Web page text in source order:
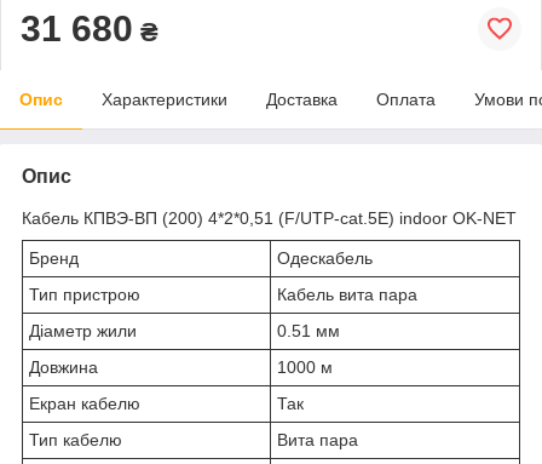
31 680 ₴
Опис Характеристики Доставка Оплата Умови
Опис
Кабель КПВЭ-ВП (200) 4*2*0,51 (F/UTP-cat.5Е) indoor OK-NET
Бренд
Одескабель
Тип пристрою
Кабель вита пара
Діаметр жили
0.51 мм
Довжина
1000 м
Екран кабелю
Так
Тип кабелю
Вита пара